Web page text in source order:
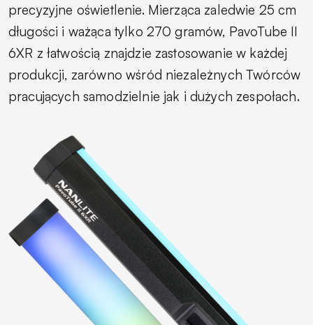
precyzyjne oświetlenie. Mierząca zaledwie 25 cm
długości i ważąca tylko 270 gramów, PavoTube II
6XR z łatwością znajdzie zastosowanie w każdej
produkcji, zarówno wśród niezależnych Twórców
pracujących samodzielnie jak i dużych zespołach.